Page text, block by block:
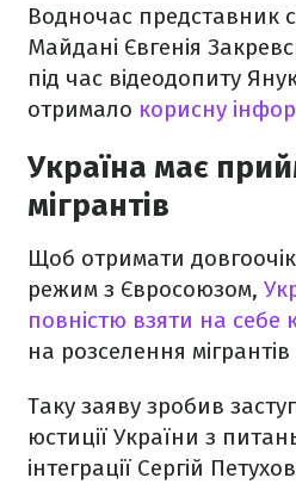
Водночас представник
Майдані Євгенія
під час відеодопиту
отримало корисну
Україна має
мігрантів
Щоб отримати
режим з Євросоюзом,
повністю взяти на себе
на розселення мігрантів
Таку заяву зробив
юстиції України з
інтеграції Сергій